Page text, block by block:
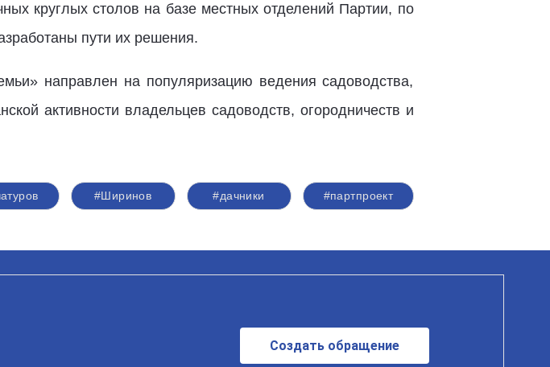
круглых столов на базе местных отделений Партии, по
пути их решения.
направлен на популяризацию ведения садоводства,
активности владельцев садоводств, огородничеств и
#Ширинов #дачники #партпроект
Создать обращение